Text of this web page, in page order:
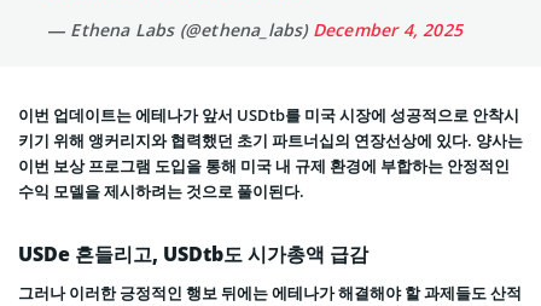
— Ethena Labs (@ethena_labs) December 4, 2025
이번 업데이트는 에테나가 앞서 USDtb를 미국 시장에 성공적으로 안착시
키기 위해 앵커리지와 협력했던 초기 파트너십의 연장선상에 있다. 양사는
이번 보상 프로그램 도입을 통해 미국 내 규제 환경에 부합하는 안정적인
수익 모델을 제시하려는 것으로 풀이된다.
USDe 흔들리고, USDtb도 시가총액 급감
그러나 이러한 긍정적인 행보 뒤에는 에테나가 해결해야 할 과제들도 산적